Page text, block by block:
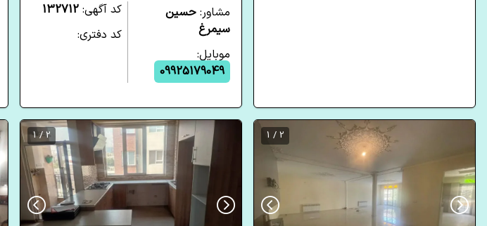
مشاور: حسین
سیمرغ
موبایل:
09925179049
کد آگهی: 132712
کد دفتری:
2 / 1
2 / 1